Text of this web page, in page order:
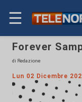
☰
Forever
di Redazione
Lun 02 Dicembre